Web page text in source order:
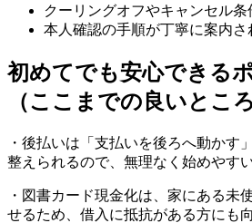
クーリングオフやキャンセル条
本人確認の手順が丁寧に案内さ
初めてでも安心できる
（ここまでの良いところ
・後払いは「支払いを後ろへ動かす
整えられるので、無理なく始めやすい
・図書カード現金化は、家にある未
せるため、借入に抵抗がある方にも